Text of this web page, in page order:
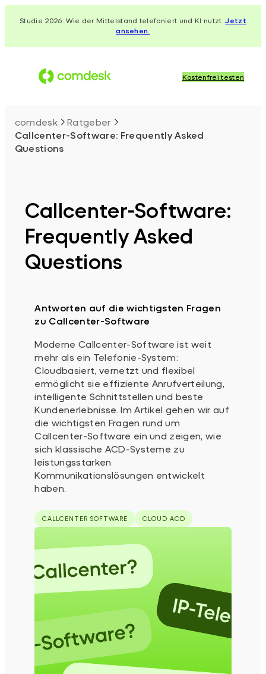
InhaltStudie 2026: Wie der Mittelstand telefoniert und KI nutzt.Jetzt
ansehen.
Kostenfrei testen
comdesk
Ratgeber
Callcenter-Software: Frequently Asked
Questions
Callcenter-Software:
Frequently Asked
Questions
Antworten auf die wichtigsten Fragen
zu Callcenter-Software
Moderne Callcenter-Software ist weit
mehr als ein Telefonie-System:
Cloudbasiert, vernetzt und flexibel
ermöglicht sie effiziente Anrufverteilung,
intelligente Schnittstellen und beste
Kundenerlebnisse. Im Artikel gehen wir auf
die wichtigsten Fragen rund um
Callcenter-Software ein und zeigen, wie
sich klassische ACD-Systeme zu
leistungsstarken
Kommunikationslösungen entwickelt
haben.
CALLCENTER SOFTWARE CLOUD ACD